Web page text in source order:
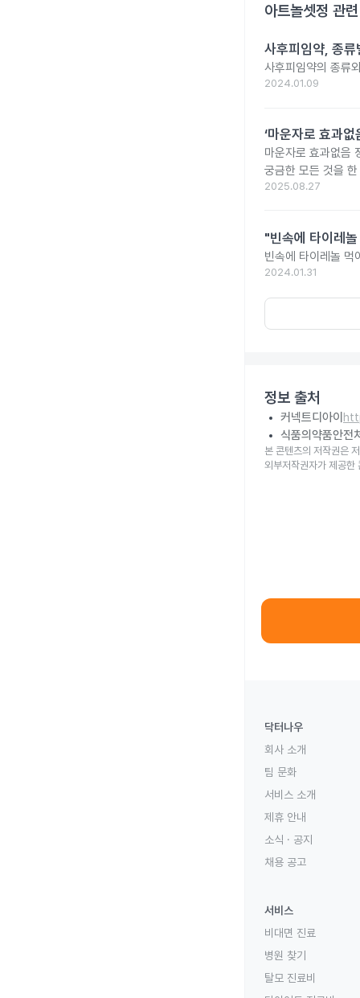
아트놀셋정 관
사후피임약, 종
사후피임약의 종류
2024.01.09
‘마운자로 효과
마운자로 효과없음
궁금한 모든 것을
2025.08.27
"빈속에 타이레
빈속에 타이레놀 먹
2024.01.31
정보 출처
커넥트디아이
식품의약품안전
본 콘텐츠의 저작권은
외부저작권자가 제공한
닥터나우
회사 소개
팀 문화
서비스 소개
제휴 안내
소식 · 공지
채용 공고
서비스
비대면 진료
병원 찾기
탈모 진료비